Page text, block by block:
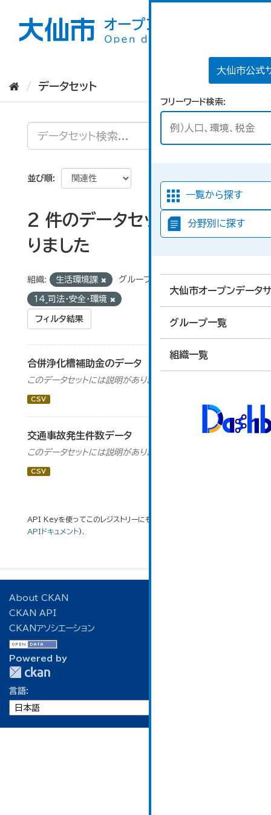
大仙市公式
フリーワード検索
一覧から探す
分野別に探す
大仙市オープンデータ
グループ一覧
組織一覧
データセット
並び順
2 件のデータセットが見つか
りました
組織: 生活環境課 グループ:
14_司法・安全・環境
フィルタ結果
合併浄化槽補助金のデータ
このデータセットには説明がありません
CSV
交通事故発生件数データ
このデータセットには説明がありません
CSV
API Keyを使ってこのレジストリーにもアクセス可能です
APIドキュメント).
About CKAN
CKAN API
CKANアソシエーション
Powered by
言語